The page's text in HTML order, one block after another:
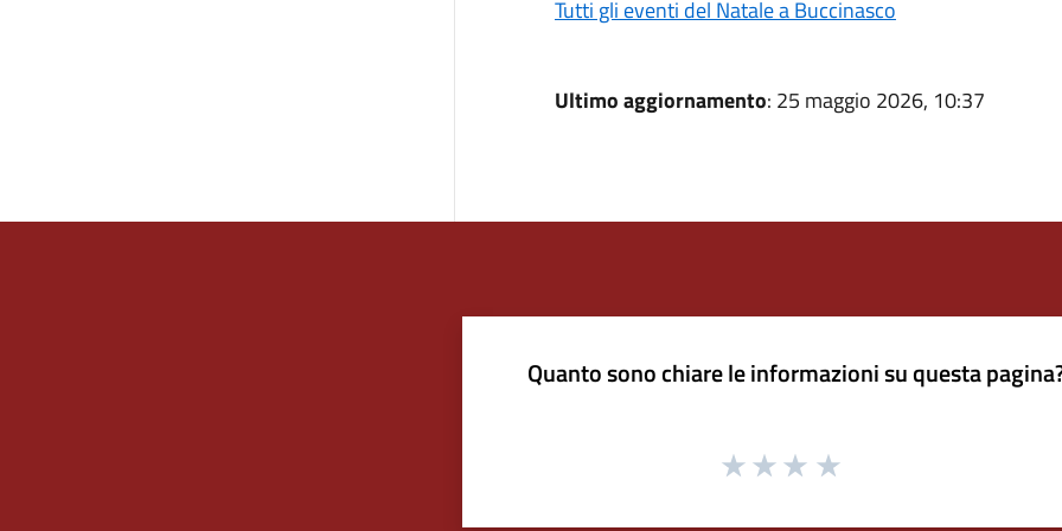
Tutti gli eventi del Natale a Buccinasco
Ultimo aggiornamento: 25 maggio 2026, 10:37
Quanto sono chiare le informazioni su questa